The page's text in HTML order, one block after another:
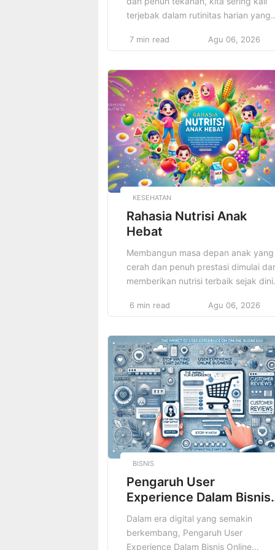
terjebak dalam rutinitas harian yang
Pekerjaan, tugas, dan tanggung
merasa tertekan dan kehabisan
tenaga, baik secara fisik maupun
mental. Di tengah kesibukan ini, kita
sering lupa untuk memberi ruang
diri kita sendiri untuk beristirahat […]
7 min read Agu 06, 2026
KESEHATAN
Rahasia Nutrisi Anak
Hebat
Membangun masa depan anak yang
cerah dan penuh prestasi dimulai
memberikan nutrisi terbaik sejak dini.
sesungguhnya terletak pada
mengenai kebutuhan gizi anak agar
mereka bisa tumbuh sehat, kuat,
cerdas secara optimal. Nutrisi yang
tepat dan seimbang membantu anak
mencapai potensi maksimal, baik dari
segi kesehatan fisik […]
6 min read Agu 06, 2026
BISNIS
Pengaruh User
Experience Dalam Bisnis
Online
Dalam era digital yang semakin
berkembang, Pengaruh User
Experience Dalam Bisnis Online